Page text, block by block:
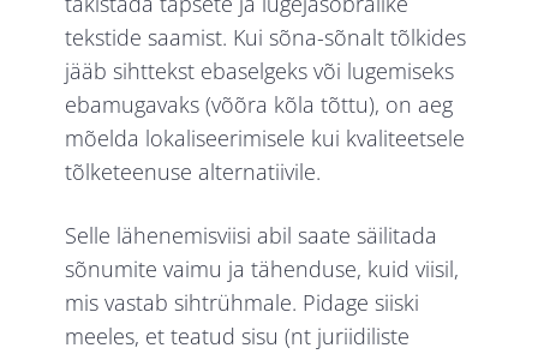
tekstide saamist. Kui sõna-sõnalt tõlkides
jääb sihttekst ebaselgeks või lugemiseks
ebamugavaks (võõra kõla tõttu), on aeg
mõelda lokaliseerimisele kui kvaliteetsele
tõlketeenuse alternatiivile.
Selle lähenemisviisi abil saate säilitada
sõnumite vaimu ja tähenduse, kuid viisil,
mis vastab sihtrühmale. Pidage siiski
meeles, et teatud sisu (nt juriidiliste